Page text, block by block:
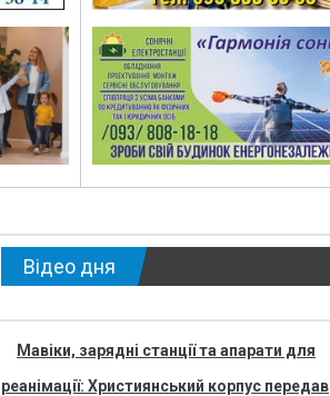
Відео дня
Мавіки, зарядні станції та апарати для
реанімації: Християнський корпус передав